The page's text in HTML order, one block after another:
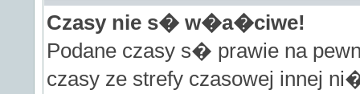
Czasy nie s� w�a�ciwe!
Podane czasy s� prawie na
czasy ze strefy czasowej innej